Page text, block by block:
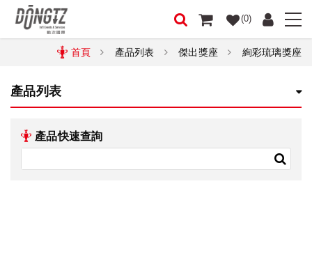
(0)
首頁 產品列表 傑出獎座 絢彩琉璃獎座
產品列表
產品快速查詢